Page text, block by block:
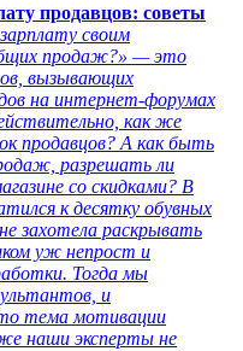
продавцов: советы
своим
продаж?» — это
вызывающих
на интернет-форумах
как же
продавцов? А как быть
разрешать ли
со скидками? В
к десятку обувных
захотела раскрывать
уж непрост и
Тогда мы
и
тема мотивации
наши эксперты не